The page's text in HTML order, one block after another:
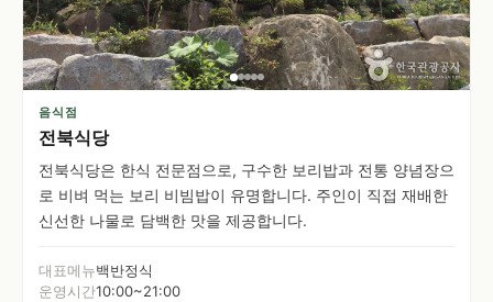
음식점
전북식당
전북식당은 한식 전문점으로, 구수한 보리밥과 전통 양념장으
로 비벼 먹는 보리 비빔밥이 유명합니다. 주인이 직접 재배한
신선한 나물로 담백한 맛을 제공합니다.
대표메뉴백반정식
운영시간10:00~21:00